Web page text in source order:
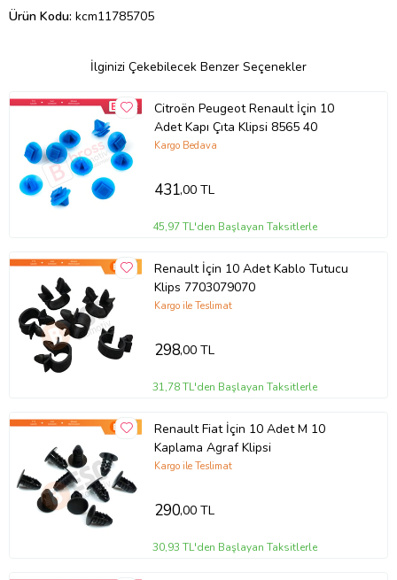
Ürün Kodu: kcm11785705
İlginizi Çekebilecek Benzer Seçenekler
Citroën Peugeot Renault İçin 10
Adet Kapı Çıta Klipsi 8565 40
Kargo Bedava
431,00 TL
45,97 TL'den Başlayan Taksitlerle
Renault İçin 10 Adet Kablo Tutucu
Klips 7703079070
Kargo ile Teslimat
298,00 TL
31,78 TL'den Başlayan Taksitlerle
Renault Fiat İçin 10 Adet M 10
Kaplama Agraf Klipsi
Kargo ile Teslimat
290,00 TL
30,93 TL'den Başlayan Taksitlerle